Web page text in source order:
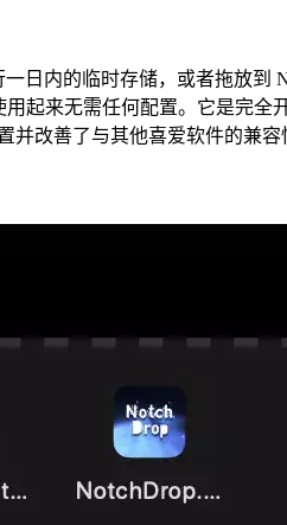
日内的临时存储，或者拖放到
起来无需任何配置。它是完全
并改善了与其他喜爱软件的兼容